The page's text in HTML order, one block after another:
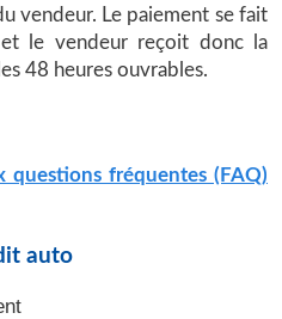
vendeur. Le paiement se fait
le vendeur reçoit donc la
48 heures ouvrables.
questions fréquentes (FAQ)
auto